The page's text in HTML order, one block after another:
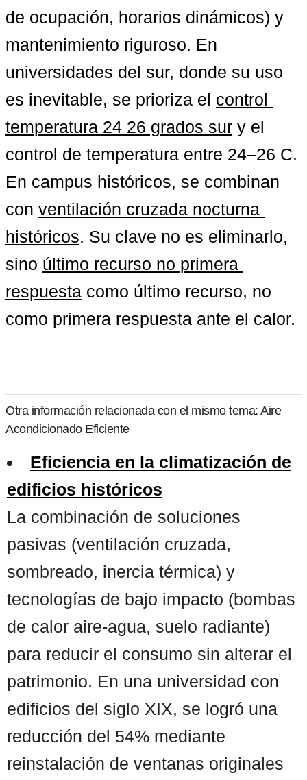
de ocupación, horarios dinámicos) y
mantenimiento riguroso. En
universidades del sur, donde su uso
es inevitable, se prioriza el control
temperatura 24 26 grados sur y el
control de temperatura entre 24–26 C.
En campus históricos, se combinan
con ventilación cruzada nocturna
históricos. Su clave no es eliminarlo,
sino último recurso no primera
respuesta como último recurso, no
como primera respuesta ante el calor.
Otra información relacionada con el mismo tema: Aire
Acondicionado Eficiente
Eficiencia en la climatización de
edificios históricos
La combinación de soluciones
pasivas (ventilación cruzada,
sombreado, inercia térmica) y
tecnologías de bajo impacto (bombas
de calor aire-agua, suelo radiante)
para reducir el consumo sin alterar el
patrimonio. En una universidad con
edificios del siglo XIX, se logró una
reducción del 54% mediante
reinstalación de ventanas originales